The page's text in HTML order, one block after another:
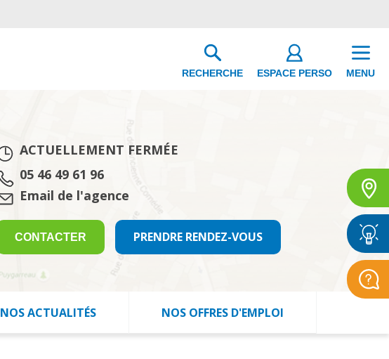
RECHERCHE ESPACE PERSO MENU
ACTUELLEMENT FERMÉE
Tél. :
05 46 49 61 96
Email :
Email de l'agence
CONTACTER PRENDRE RENDEZ-VOUS
NOS ACTUALITÉS NOS OFFRES D'EMPLOI